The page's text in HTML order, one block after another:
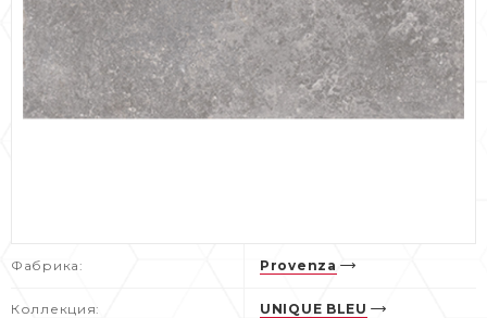
Фабрика: Provenza
Коллекция: UNIQUE BLEU